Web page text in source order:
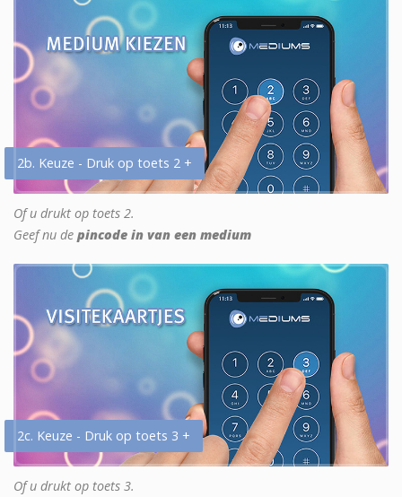
2b. Keuze - Druk op toets 2 +
Of u drukt op toets 2.
Geef nu de pincode in van een medium
2c. Keuze - Druk op toets 3 +
Of u drukt op toets 3.